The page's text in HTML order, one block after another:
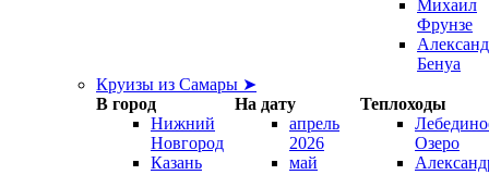
Михаил
Фрунзе
Бенуа
Круизы из Самары ➤
В город
На дату
Теплоходы
Нижний
Новгород
Казань
апрель
2026
май
Озеро